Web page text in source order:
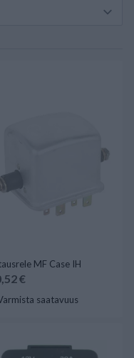
MF Case IH
€
saatavuus